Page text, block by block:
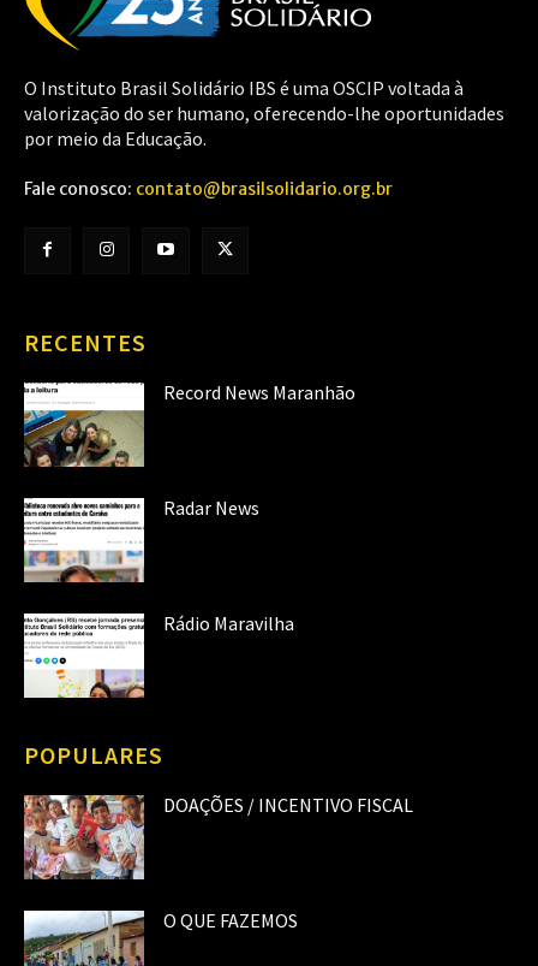
O Instituto Brasil Solidário IBS é uma OSCIP voltada à
valorização do ser humano, oferecendo-lhe oportunidades
por meio da Educação.
Fale conosco: contato@brasilsolidario.org.br
RECENTES
Record News Maranhão
Radar News
Rádio Maravilha
POPULARES
DOAÇÕES / INCENTIVO FISCAL
O QUE FAZEMOS